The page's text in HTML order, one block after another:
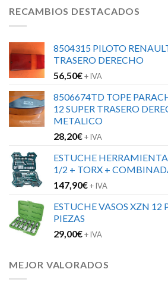
RECAMBIOS DESTACADOS
8504315 PILOTO
TRASERO DERECHO
56,50€+ IVA
8506674TD TOPE
12 SUPER TRASERO
METALICO
28,20€+ IVA
ESTUCHE
1/2 + TORX +
147,90€+ IVA
ESTUCHE VASOS XZN 12
PIEZAS
29,00€+ IVA
MEJOR VALORADOS